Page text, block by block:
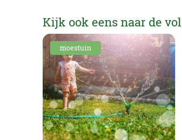
Kijk ook eens naar de
moestuin